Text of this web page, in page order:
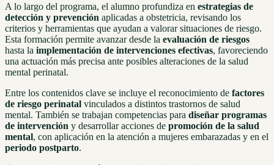
A lo largo del programa, el alumno profundiza en estrategias de
detección y prevención aplicadas a obstetricia, revisando los
criterios y herramientas que ayudan a valorar situaciones de riesgo.
Esta formación permite avanzar desde la evaluación de riesgos
hasta la implementación de intervenciones efectivas, favoreciendo
una actuación más precisa ante posibles alteraciones de la salud
mental perinatal.
Entre los contenidos clave se incluye el reconocimiento de factores
de riesgo perinatal vinculados a distintos trastornos de salud
mental. También se trabajan competencias para diseñar programas
de intervención y desarrollar acciones de promoción de la salud
mental, con aplicación en la atención a mujeres embarazadas y en el
periodo postparto.